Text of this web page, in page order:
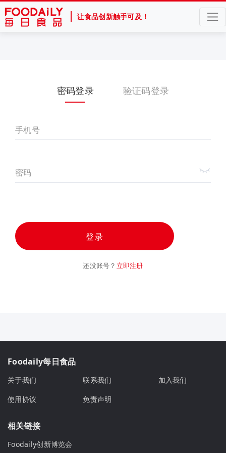
让食品创新触手可及！
密码登录 验证码登录
手机号
密码
登录
还没账号？ 立即注册
Foodaily每日食品
关于我们 联系我们
加入我们
使用协议
免责声明
相关链接
Foodaily创新博览会